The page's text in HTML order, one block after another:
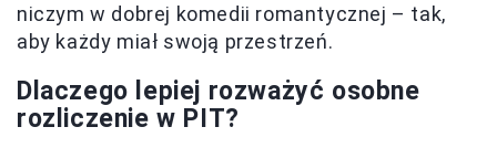
niczym w dobrej komedii romantycznej – tak,
aby każdy miał swoją przestrzeń.
Dlaczego lepiej rozważyć osobne
rozliczenie w PIT?